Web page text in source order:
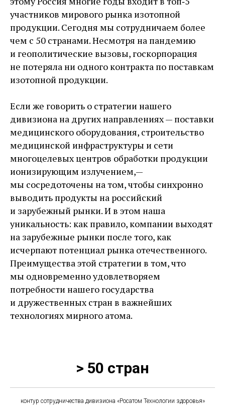
участников мирового рынка изотопной
продукции. Сегодня мы сотрудничаем более
чем с 50 странами. Несмотря на пандемию
и геополитические вызовы, госкорпорация
не потеряла ни одного контракта по поставкам
изотопной продукции.
Если же говорить о стратегии нашего
дивизиона на других направлениях — поставки
медицинского оборудования, строительство
медицинской инфраструктуры и сети
многоцелевых центров обработки продукции
ионизирующим излучением, —
мы сосредоточены на том, чтобы синхронно
выводить продукты на российский
и зарубежный рынки. И в этом наша
уникальность: как правило, компании выходят
на зарубежные рынки после того, как
исчерпают потенциал рынка отечественного.
Преимущества этой стратегии в том, что
мы одновременно удовлетворяем
потребности нашего государства
и дружественных стран в важнейших
технологиях мирного атома.
> 50 стран
контур сотрудничества дивизиона «Росатом Технологии здоровья»